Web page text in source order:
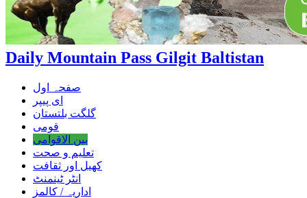
Daily Mountain Pass Gilgit Baltistan
صفحہ اول
ای پیپر
گلگت بلتستان
قومی
بین الاقوامی
تعلیم و صحت
کھیل اور ثقافت
انٹر ٹینمنٹ
اداریہ / کالمز